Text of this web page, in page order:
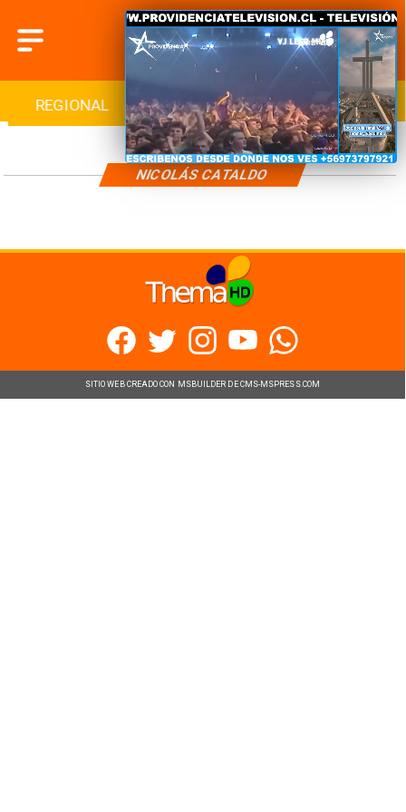
REGIONAL INTERNACIONAL DEPORTES
NICOLÁS CATALDO
SITIO WEB CREADO CON MSBUILDER DE CMS-MSPRESS.COM